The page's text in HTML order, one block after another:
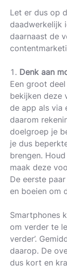
Let er dus op
daadwerkelijk
daarnaast de
Denk aan
Een groot
bekijken deze
de app als via
daarom
doelgroep je
je dus
brengen.
maak deze
De eerste
en boeien om
Smartphones
om verder te
verder’.
daarop. De
dus kort en